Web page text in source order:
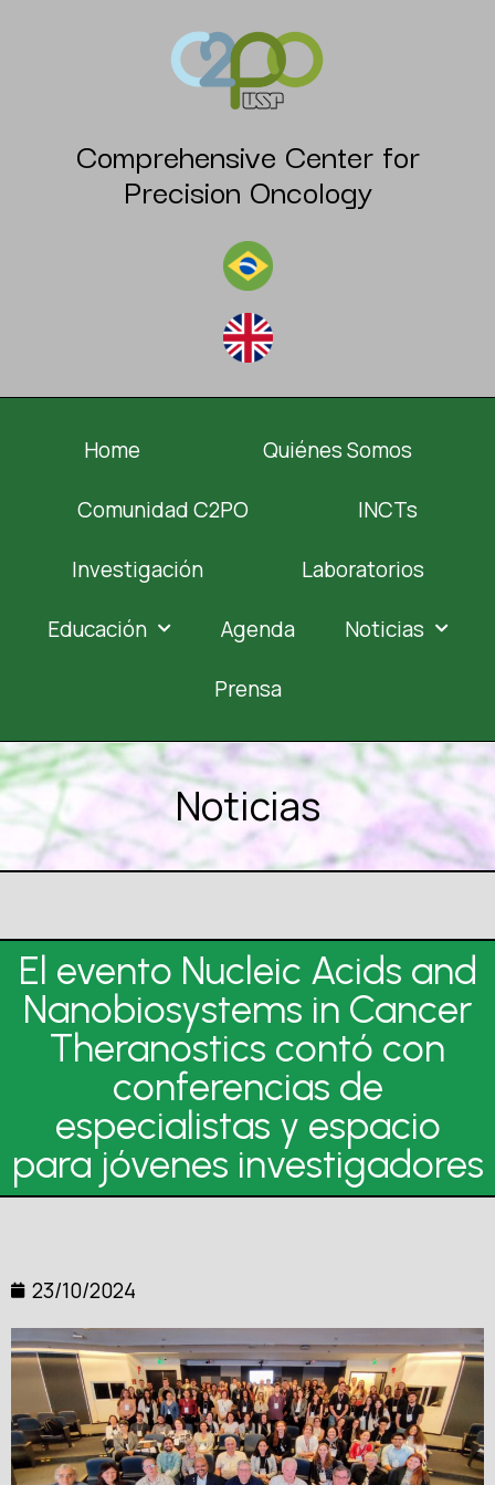
Comprehensive Center for
Precision Oncology
Home Quiénes Somos
Comunidad C2PO INCTs
Investigación Laboratorios
Educación Agenda Noticias
Prensa
Noticias
El evento Nucleic Acids and
Nanobiosystems in Cancer
Theranostics contó con
conferencias de
especialistas y espacio
para jóvenes investigadores
23/10/2024